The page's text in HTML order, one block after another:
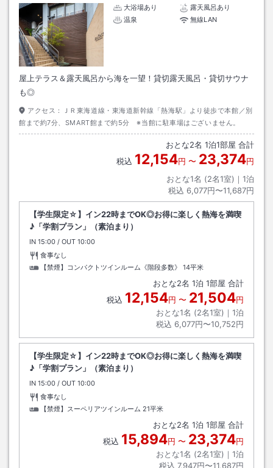
大浴場あり
露天風呂あり
温泉
無線LAN
屋上テラス＆露天風呂から海を一望！貸切露天風呂・貸切サウナ
も◎
アクセス：
ＪＲ東海道線・東海道新幹線「熱海駅」より徒歩で本館／別
館まで約7分、SMART館まで約5分 ※当館に駐車場はございません。
おとな2名 1泊1部屋 合計
税込 12,154円 〜 23,374円
おとな1名 (2名1室)｜ 1泊
税込 6,077円〜11,687円
【学生限定☆】イン22時までOK◎お得に楽しく熱海を満喫
♪「学割プラン」（素泊まり）
IN チェックイン
15:00 / OUT チェックアウト
10:00
食事なし
【禁煙】コンパクトツインルーム《階段多数》
14平米
おとな2名 1泊 1部屋 合計
税込 12,154円 〜 21,504円
おとな1名 (2名1室)｜ 1泊
税込 6,077円〜10,752円
【学生限定☆】イン22時までOK◎お得に楽しく熱海を満喫
♪「学割プラン」（素泊まり）
IN チェックイン
15:00 / OUT チェックアウト
10:00
食事なし
【禁煙】スーペリアツインルーム 21平米
おとな2名 1泊 1部屋 合計
税込 15,894円 〜 23,374円
おとな1名 (2名1室)｜ 1泊
税込 7,947円〜11,687円